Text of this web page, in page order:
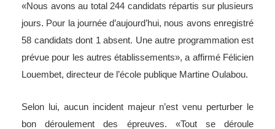
«Nous avons au total 244 candidats répartis sur plusieurs
jours. Pour la journée d’aujourd’hui, nous avons enregistré
58 candidats dont 1 absent. Une autre programmation est
prévue pour les autres établissements», a affirmé Félicien
Louembet, directeur de l’école publique Martine Oulabou.
Selon lui, aucun incident majeur n’est venu perturber le
bon déroulement des épreuves. «Tout se déroule